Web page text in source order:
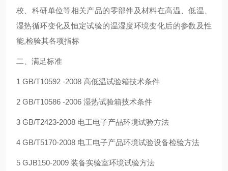
校、科研单位等相关产品的零部件及材料在高温、低温、
湿热循环变化及恒定试验的温湿度环境变化后的参数及性
能,检验其各项指标
二、满足标准
1 GB/T10592 -2008 高低温试验箱技术条件
2 GB/T10586 -2006 湿热试验箱技术条件
3 GB/T2423-2008 电工电子产品环境试验方法
4 GB/T5170-2008 电工电子产品环境试验设备检验方法
5 GJB150-2009 装备实验室环境试验方法